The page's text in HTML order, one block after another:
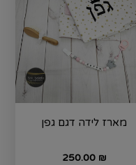
מארז לידה דגם גפן
250.00 ₪